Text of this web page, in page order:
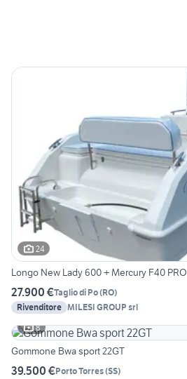
24
Longo New Lady 600 + Mercury F40 PRO
27.900 €Taglio di Po(RO)
Rivenditore MILESI GROUP srl
8
Gommone Bwa sport 22GT
39.500 €Porto Torres(SS)